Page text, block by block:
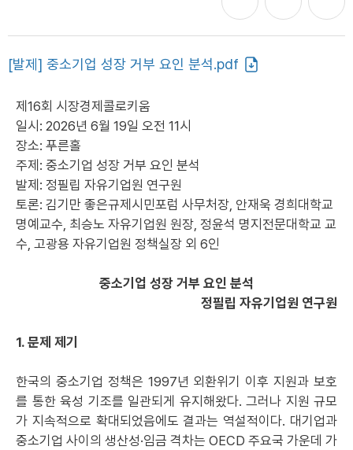
[발제] 중소기업 성장 거부 요인 분석.pdf
제16회 시장경제콜로키움
일시: 2026년 6월 19일 오전 11시
장소: 푸른홀
주제: 중소기업 성장 거부 요인 분석
발제: 정필립 자유기업원 연구원
토론: 김기만 좋은규제시민포럼 사무처장, 안재욱 경희대학교
명예교수, 최승노 자유기업원 원장, 정윤석 명지전문대학교 교
수, 고광용 자유기업원 정책실장 외 6인
중소기업 성장 거부 요인 분석
정필립 자유기업원 연구원
1. 문제 제기
한국의 중소기업 정책은 1997년 외환위기 이후 지원과 보호
를 통한 육성 기조를 일관되게 유지해왔다. 그러나 지원 규모
가 지속적으로 확대되었음에도 결과는 역설적이다. 대기업과
중소기업 사이의 생산성·임금 격차는 OECD 주요국 가운데 가